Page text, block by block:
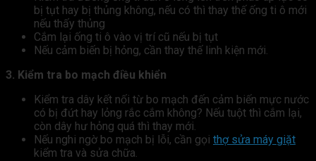
bị tụt hay bị thủng không, nếu có thì thay thế ống ti ô mới
nếu thấy thủng
Cắm lại ống ti ô vào vị trí cũ nếu bị tụt
Nếu cảm biến bị hỏng, cần thay thế linh kiện mới.
3. Kiểm tra bo mạch điều khiển
Kiểm tra dây kết nối từ bo mạch đến cảm biến mực nước
có bị đứt hay lỏng rắc cắm không? Nếu tuột thì cắm lại,
còn dây hư hỏng quá thì thay mới.
Nếu nghi ngờ bo mạch bị lỗi, cần gọi thợ sửa máy giặt
kiểm tra và sửa chữa.